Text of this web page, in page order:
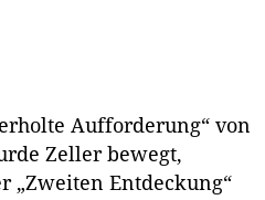
Aufforderung“ von
Zeller bewegt,
„Zweiten Entdeckung“